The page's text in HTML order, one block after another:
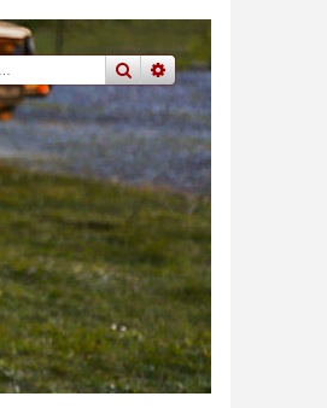
rechercher
recherche